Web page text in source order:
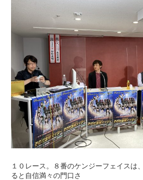
１０レース。８番のケンジーフェイスは
ると自信満々の門口さ